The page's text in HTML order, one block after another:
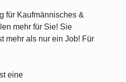
für Kaufmännisches &
mehr für Sie! Sie
mehr als nur ein Job! Für
eine